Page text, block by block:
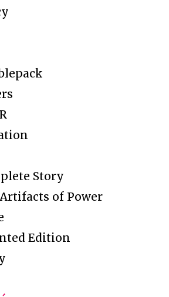
Story
of Power
Edition